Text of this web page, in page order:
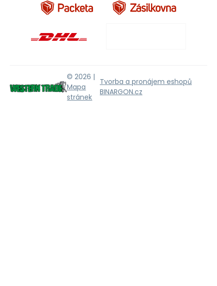
© 2026 |
Mapa
stránek
Tvorba a pronájem eshopů
BINARGON.cz